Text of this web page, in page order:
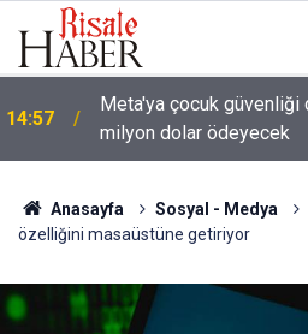
13:40 Çile çekilen yol!
Anasayfa Sosyal - Medya
özelliğini masaüstüne getiriyor